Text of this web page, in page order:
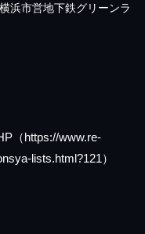
浜市営地下鉄グリーンラ
（https://www.re-
lists.html?121）